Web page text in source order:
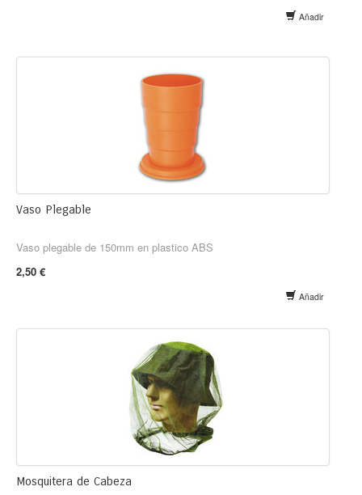
Añadir
Vaso Plegable
Vaso plegable de 150mm en plastico ABS
2,50 €
Añadir
Mosquitera de Cabeza